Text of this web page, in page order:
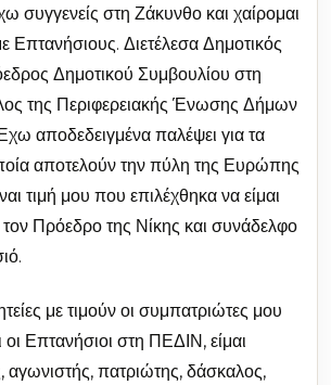
συγγενείς στη Ζάκυνθο και χαίρομαι
Επτανήσιους. Διετέλεσα Δημοτικός
Δημοτικού Συμβουλίου στη
της Περιφερειακής Ένωσης Δήμων
αποδεδειγμένα παλέψει για τα
αποτελούν την πύλη της Ευρώπης
τιμή μου που επιλέχθηκα να είμαι
Πρόεδρο της Νίκης και συνάδελφο
με τιμούν οι συμπατριώτες μου
Επτανήσιοι στη ΠΕΔΙΝ, είμαι
αγωνιστής, πατριώτης, δάσκαλος,